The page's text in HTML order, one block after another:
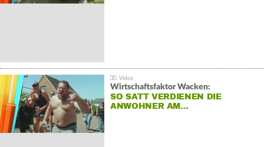
Wirtschaftsfaktor Wacken:
SO SATT VERDIENEN DIE
ANWOHNER AM…